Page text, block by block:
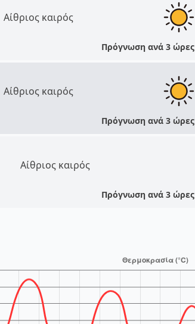
Αίθριος καιρός
Πρόγνωση ανά 3 ώρες
Αίθριος καιρός
Πρόγνωση ανά 3 ώρες
Αίθριος καιρός
Πρόγνωση ανά 3 ώρες